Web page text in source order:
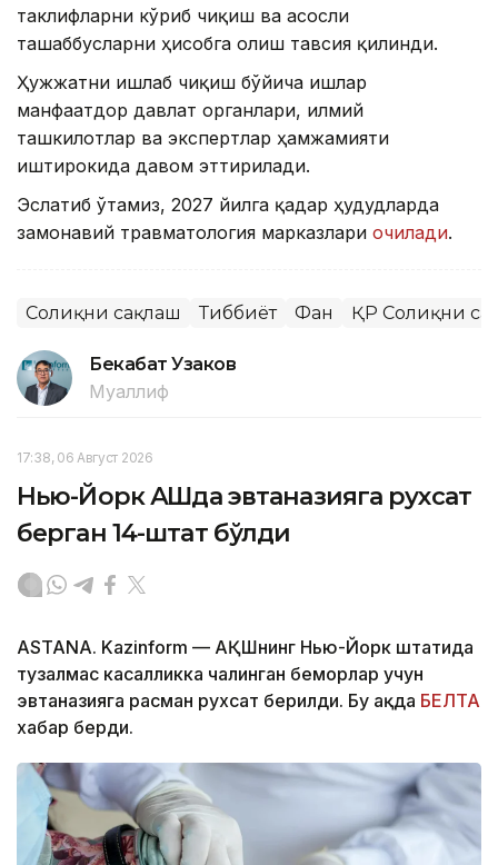
таклифларни кўриб чиқиш ва асосли
ташаббусларни ҳисобга олиш тавсия қилинди.
Ҳужжатни ишлаб чиқиш бўйича ишлар
манфаатдор давлат органлари, илмий
ташкилотлар ва экспертлар ҳамжамияти
иштирокида давом эттирилади.
Эслатиб ўтамиз, 2027 йилга қадар ҳудудларда
замонавий травматология марказлари очилади.
Соғлиқни сақлаш Тиббиёт Фан ҚР Соғлиқни
Бекабат Узаков
Муаллиф
17:38, 06 Август 2026
Нью-Йорк АҚШда эвтаназияга рухсат
берган 14-штат бўлди
ASTANA. Kazinform — АҚШнинг Нью-Йорк штатида
тузалмас касалликка чалинган беморлар учун
эвтаназияга расман рухсат берилди. Бу ҳақда БЕЛТА
хабар берди.